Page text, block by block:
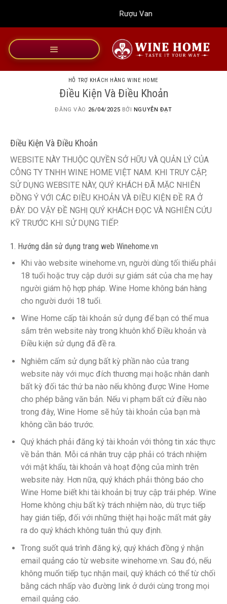
dung
Rượu Vang Wine Home
HỖ TRỢ KHÁCH HÀNG WINE HOME
Điều Kiện Và Điều Khoản
ĐĂNG VÀO 26/04/2025 BỞI NGUYỄN ĐẠT
Điều Kiện Và Điều Khoản
WEBSITE NÀY THUỘC QUYỀN SỞ HỮU VÀ QUẢN LÝ CỦA
CÔNG TY TNHH WINE HOME VIỆT NAM. KHI TRUY CẬP,
SỬ DỤNG WEBSITE NÀY, QUÝ KHÁCH ĐÃ MẶC NHIÊN
ĐỒNG Ý VỚI CÁC ĐIỀU KHOẢN VÀ ĐIỀU KIỆN ĐỀ RA Ở
ĐÂY. DO VẬY ĐỀ NGHỊ QUÝ KHÁCH ĐỌC VÀ NGHIÊN CỨU
KỸ TRƯỚC KHI SỬ DỤNG TIẾP.
1. Hướng dẫn sử dụng trang web Winehome.vn
Khi vào website winehome.vn, người dùng tối thiểu phải
18 tuổi hoặc truy cập dưới sự giám sát của cha mẹ hay
người giám hộ hợp pháp. Wine Home không bán hàng
cho người dưới 18 tuổi.
Wine Home cấp tài khoản sử dụng để bạn có thể mua
sắm trên website này trong khuôn khổ Điều khoản và
Điều kiện sử dụng đã đề ra.
Nghiêm cấm sử dụng bất kỳ phần nào của trang
website này với mục đích thương mại hoặc nhân danh
bất kỳ đối tác thứ ba nào nếu không được Wine Home
cho phép bằng văn bản. Nếu vi phạm bất cứ điều nào
trong đây, Wine Home sẽ hủy tài khoản của bạn mà
không cần báo trước.
Quý khách phải đăng ký tài khoản với thông tin xác thực
về bản thân. Mỗi cá nhân truy cập phải có trách nhiệm
với mật khẩu, tài khoản và hoạt động của mình trên
website này. Hơn nữa, quý khách phải thông báo cho
Wine Home biết khi tài khoản bị truy cập trái phép. Wine
Home không chịu bất kỳ trách nhiệm nào, dù trực tiếp
hay gián tiếp, đối với những thiệt hại hoặc mất mát gây
ra do quý khách không tuân thủ quy định.
Trong suốt quá trình đăng ký, quý khách đồng ý nhận
email quảng cáo từ website winehome.vn. Sau đó, nếu
không muốn tiếp tục nhận mail, quý khách có thể từ chối
bằng cách nhấp vào đường link ở dưới cùng trong mọi
email quảng cáo.